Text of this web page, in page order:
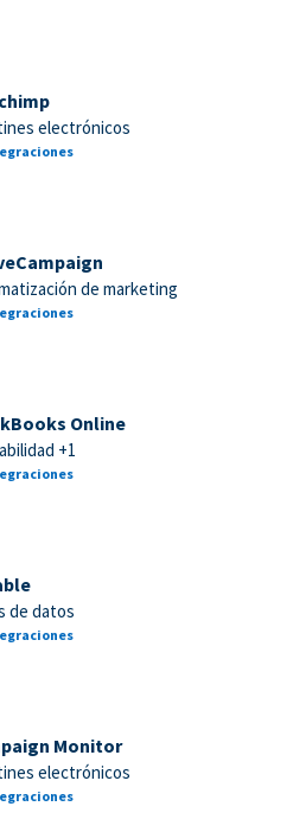
electrónicos
de marketing
Online
+1
de datos
Monitor
electrónicos